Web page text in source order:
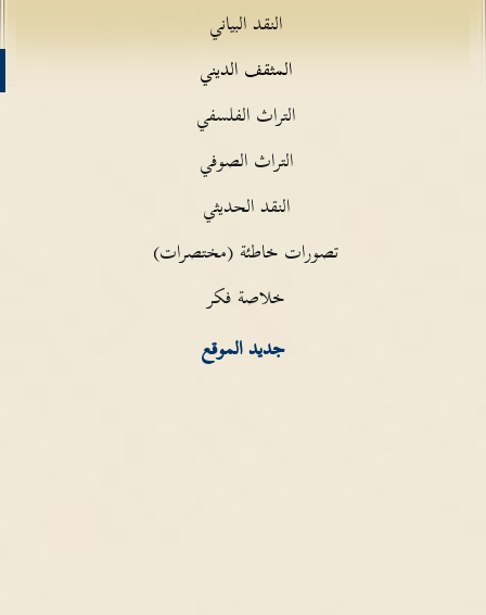
النقد البياني
المثقف الديني
التراث الفلسفي
التراث الصوفي
النقد الحديثي
تصورات خاطئة (مختصرات)
خلاصة فكر
جديد الموقع